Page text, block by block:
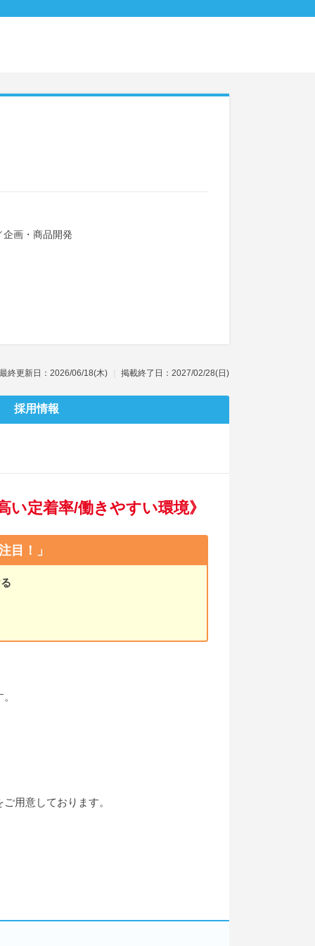
企画・商品開発
最終更新日：2026/06/18(木) 掲載終了日：2027/02/28(日)
採用情報
定着率/働きやすい環境》
目！」
用意しております。